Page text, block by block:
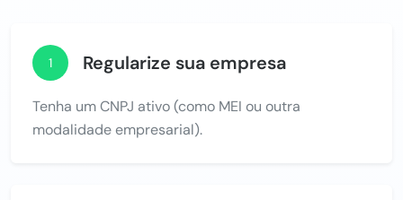
1 Regularize sua empresa
Tenha um CNPJ ativo (como MEI ou outra
modalidade empresarial).